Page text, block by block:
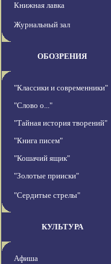
Книжная лавка
Журнальный зал
ОБОЗРЕНИЯ
"Классики и современники"
"Слово о..."
"Тайная история творений"
"Книга писем"
"Кошачий ящик"
"Золотые прииски"
"Сердитые стрелы"
КУЛЬТУРА
Афиша